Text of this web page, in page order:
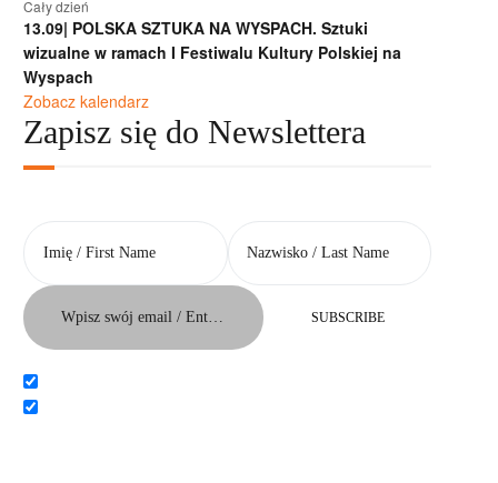
Cały dzień
13.09| POLSKA SZTUKA NA WYSPACH. Sztuki
wizualne w ramach I Festiwalu Kultury Polskiej na
Wyspach
Zobacz kalendarz
Zapisz się do Newslettera